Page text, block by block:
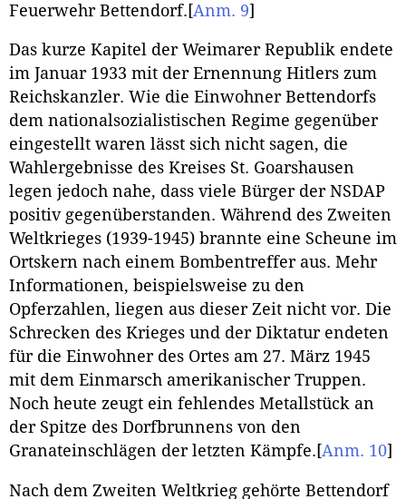
Feuerwehr Bettendorf. [Anm. 9]
Das kurze Kapitel der Weimarer Republik endete
im Januar 1933 mit der Ernennung Hitlers zum
Reichskanzler. Wie die Einwohner Bettendorfs
dem nationalsozialistischen Regime gegenüber
eingestellt waren lässt sich nicht sagen, die
Wahlergebnisse des Kreises St. Goarshausen
legen jedoch nahe, dass viele Bürger der NSDAP
positiv gegenüberstanden. Während des Zweiten
Weltkrieges (1939-1945) brannte eine Scheune im
Ortskern nach einem Bombentreffer aus. Mehr
Informationen, beispielsweise zu den
Opferzahlen, liegen aus dieser Zeit nicht vor. Die
Schrecken des Krieges und der Diktatur endeten
für die Einwohner des Ortes am 27. März 1945
mit dem Einmarsch amerikanischer Truppen.
Noch heute zeugt ein fehlendes Metallstück an
der Spitze des Dorfbrunnens von den
Granateinschlägen der letzten Kämpfe. [Anm. 10]
Nach dem Zweiten Weltkrieg gehörte Bettendorf